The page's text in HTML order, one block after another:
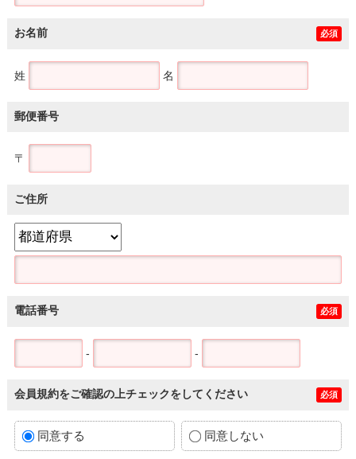
お名前 必須
姓 名
郵便番号
〒
ご住所
電話番号 必須
- -
会員規約をご確認の上チェックをしてください 必須
同意する 同意しない